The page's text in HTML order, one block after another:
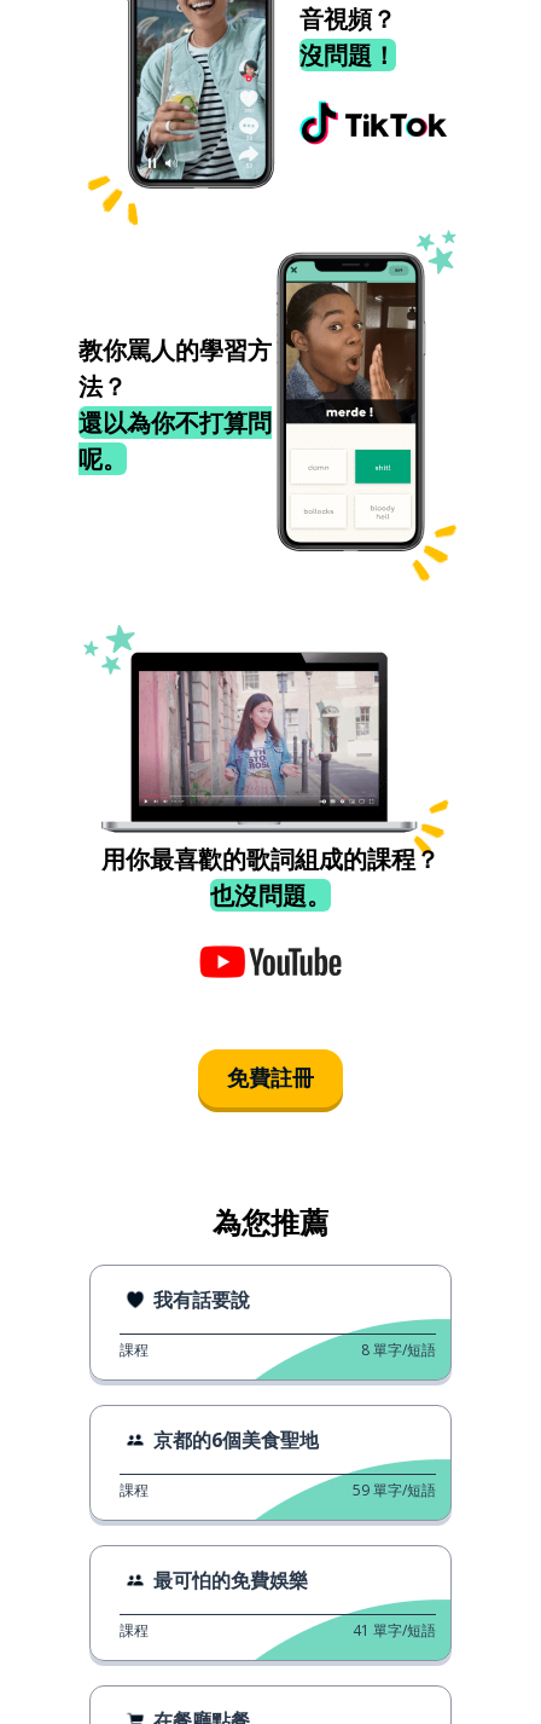
音視頻？
沒問題！
教你罵人的學習方
法？
還以為你不打算問
呢。
用你最喜歡的歌詞組成的課程？
也沒問題。
免費註冊
為您推薦
我有話要說
課程 8單字/短語
京都的6個美食聖地
課程 59單字/短語
最可怕的免費娛樂
課程 41 單字/短語